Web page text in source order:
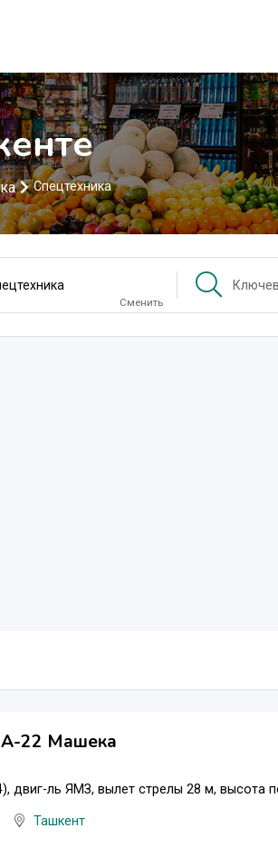
Спецтехника
Сменить
22 Машека
двиг-ль ЯМЗ, вылет стрелы 28 м, высота
Ташкент